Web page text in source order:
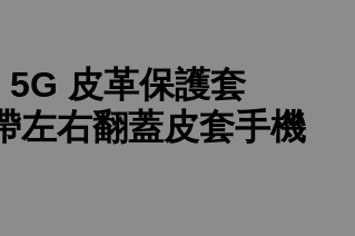
皮革保護套
左右翻蓋皮套手機